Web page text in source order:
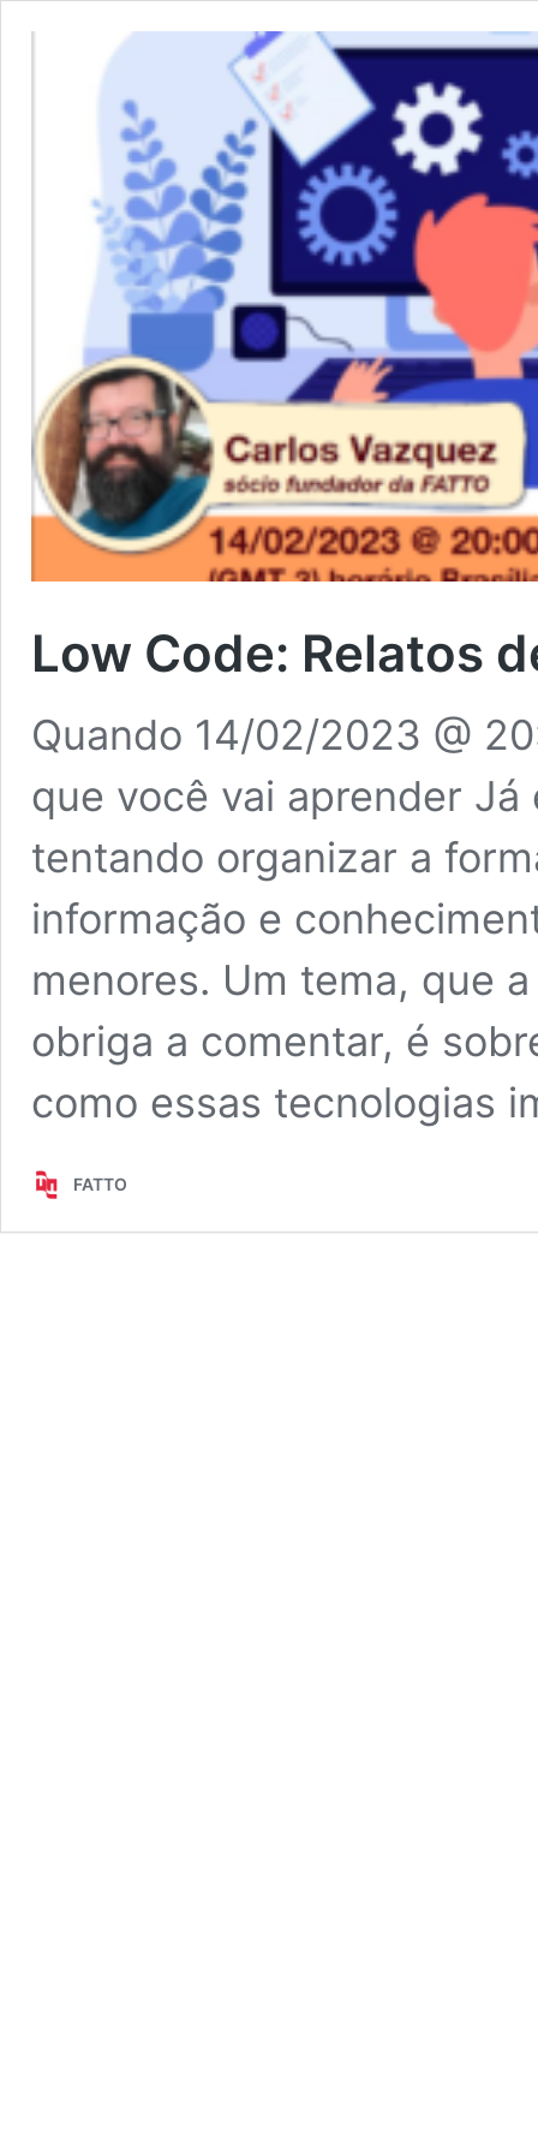
Low Code: Relatos
Quando 14/02/2023 @
que você vai aprender
tentando organizar a
informação e
menores. Um tema, que
obriga a comentar, é
como essas tecnologias
FATTO